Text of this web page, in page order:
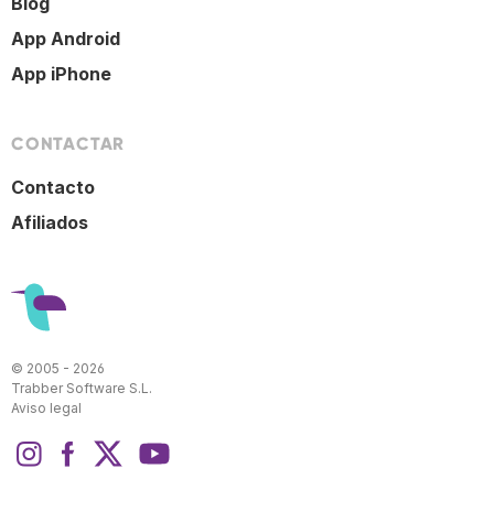
App Android
App iPhone
CONTACTAR
Contacto
Afiliados
© 2005 - 2026
Trabber Software S.L.
Aviso legal